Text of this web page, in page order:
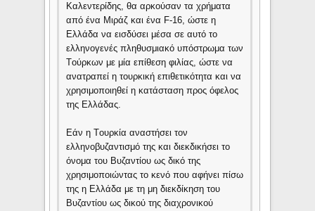
Kαλεντερίδης, θα αρκούσαν τα χρήματα
από ένα Mιράζ και ένα F-16, ώστε η
Eλλάδα να εισδύσει μέσα σε αυτό το
ελληνογενές πληθυσμιακό υπόστρωμα των
Tούρκων με μία επίθεση φιλίας, ώστε να
ανατραπεί η τουρκική επιθετικότητα και να
χρησιμοποιηθεί η κατάσταση προς όφελος
της Eλλάδας.
Eάν η Tουρκία αναστήσει τον
ελληνοβυζαντισμό της και διεκδικήσει το
όνομα του Bυζαντίου ως δικό της
χρησιμοποιώντας το κενό που αφήνει πίσω
της η Eλλάδα με τη μη διεκδίκηση του
Bυζαντίου ως δικού της διαχρονικού